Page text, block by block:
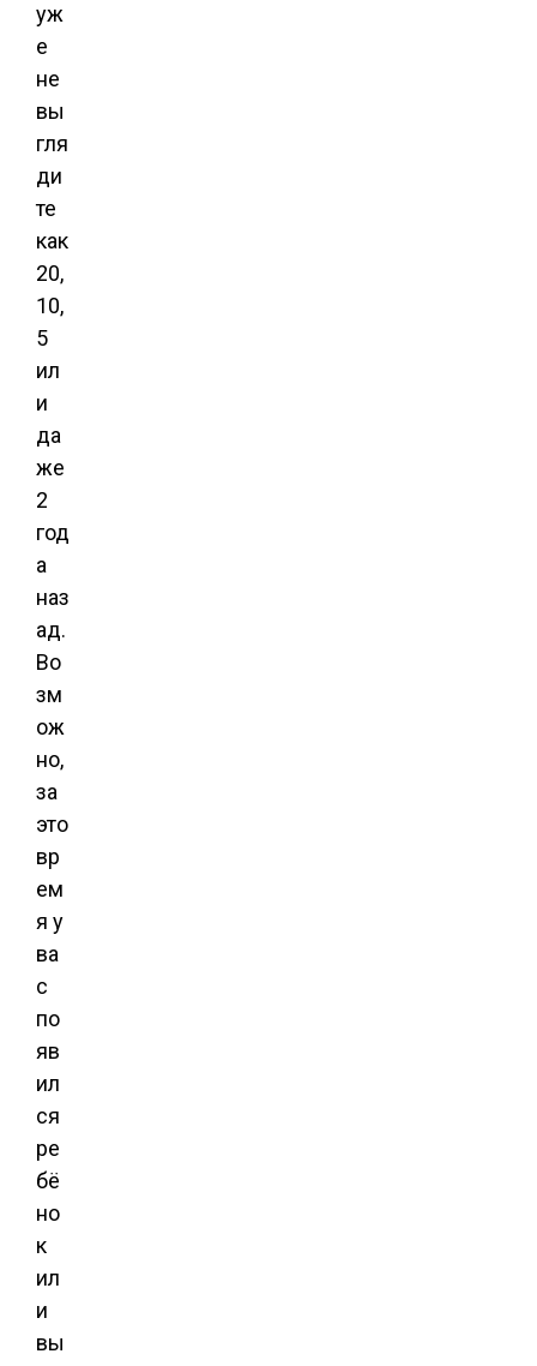
уж
е
не
вы
гля
ди
те
как
20,
10,
5
ил
и
да
же
2
год
а
наз
ад.
Во
зм
ож
но,
за
это
вр
ем
я у
ва
с
по
яв
ил
ся
ре
бё
но
к
ил
и
вы